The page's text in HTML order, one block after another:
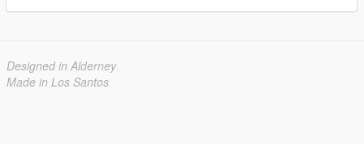
Designed in Alderney
Made in Los Santos